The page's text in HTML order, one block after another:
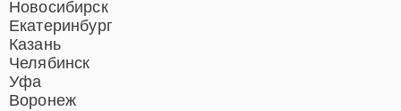
Новосибирск
Екатеринбург
Казань
Челябинск
Уфа
Воронеж